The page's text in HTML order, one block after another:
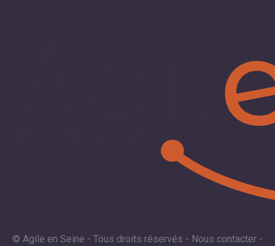
© Agile en Seine - Tous droits réservés - Nous contacter -